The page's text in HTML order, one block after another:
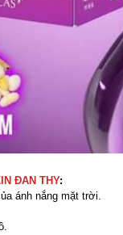
ĐAN THY:
ánh nắng mặt trời.